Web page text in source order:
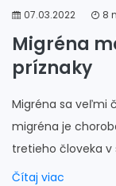
07.03.2022 8
Migréna
príznaky
Migréna sa veľmi
migréna je
tretieho človeka v
Čítaj viac